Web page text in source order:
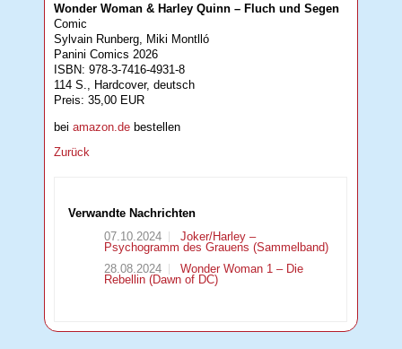
Wonder Woman & Harley Quinn – Fluch und Segen
Comic
Sylvain Runberg, Miki Montlló
Panini Comics 2026
ISBN: 978-3-7416-4931-8
114 S., Hardcover, deutsch
Preis: 35,00 EUR
beiamazon.de bestellen
Zurück
Verwandte Nachrichten
07.10.2024
Joker/Harley –
Psychogramm des Grauens (Sammelband)
28.08.2024
Wonder Woman 1 – Die
Rebellin (Dawn of DC)